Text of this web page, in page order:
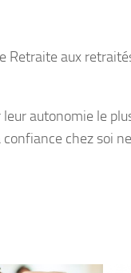
Retraite aux
autonomie le
chez soi